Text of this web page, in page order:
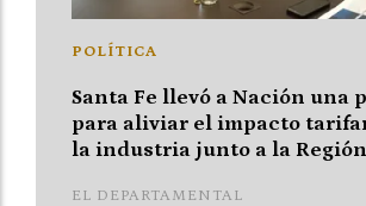
Santa Fe llevó a Nación una
para aliviar el impacto
la industria junto a la
EL DEPARTAMENTAL
POLÍTICA